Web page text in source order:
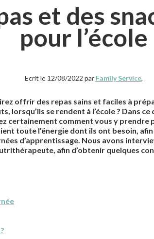
et des
pour l’école
Ecrit le 12/08/2022 par Family Service,
offrir des repas sains et faciles à
lorsqu’ils se rendent à l’école ? Dans ce
certainement comment vous y prendre
toute l’énergie dont ils ont besoin,
d’apprentissage. Nous avons
afin d’obtenir quelques